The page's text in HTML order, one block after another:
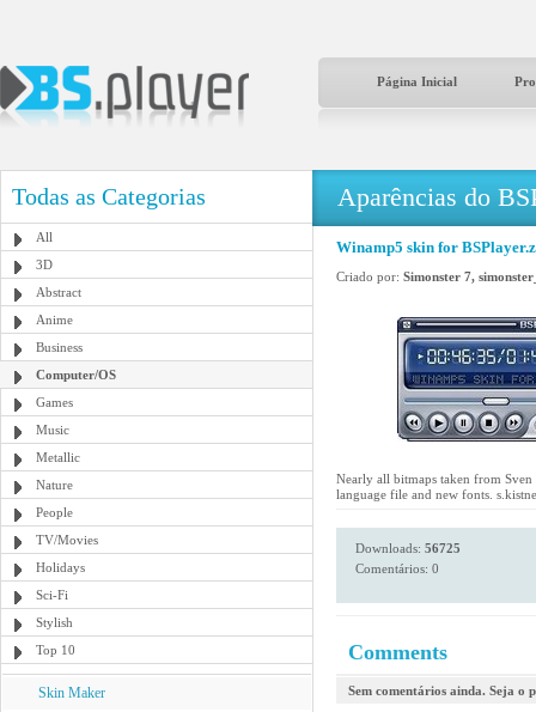
Página Inicial
Todas as Categorias
All
3D
Abstract
Anime
Business
Computer/OS
Games
Music
Metallic
Nature
People
TV/Movies
Holidays
Sci-Fi
Stylish
Top 10
Skin Maker
Aparências do
Winamp5 skin for
Criado por: Simonster 7,
Nearly all bitmaps taken from
language file and new fonts.
Downloads: 56725
Comentários: 0
Comments
Sem comentários ainda. Seja o